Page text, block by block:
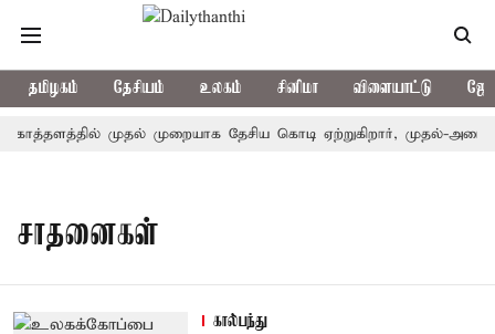
தமிழகம் தேசியம் உலகம் சினிமா விளையாட்டு
முதல் முறையாக தேசிய கொடி ஏற்றுகிறார், முதல்-
சாதனைகள்
கால்பந்து